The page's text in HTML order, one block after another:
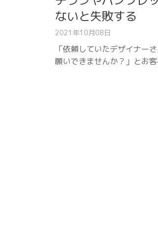
ないと失敗する
2021年10月08日
「依頼していたデザイナー
願いできませんか？」とお